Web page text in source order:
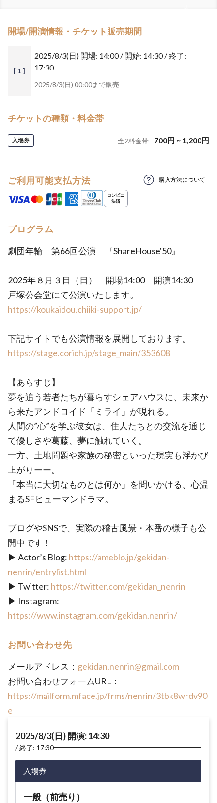
開場/開演情報・チケット販売期間
[ 1 ]
2025/8/3(日) 開場: 14:00 / 開始: 14:30 / 終了:
17:30
2025/8/3(日) 00:00まで販売
チケットの種類・料金帯
入場券 全2料金帯 700円 ~ 1,200円
ご利用可能支払方法 購入方法について
プログラム
劇団年輪 第66回公演 『ShareHouse'50』
2025年８月３日（日） 開場14:00 開演14:30
戸塚公会堂にて公演いたします。
https://koukaidou.chiiki-support.jp/
下記サイトでも公演情報を展開しております。
https://stage.corich.jp/stage_main/353608
【あらすじ】
夢を追う若者たちが暮らすシェアハウスに、未来か
ら来たアンドロイド「ミライ」が現れる。
人間の”心”を学ぶ彼女は、住人たちとの交流を通じ
て優しさや葛藤、夢に触れていく。
一方、土地問題や家族の秘密といった現実も浮かび
上がりーー。
「本当に大切なものとは何か」を問いかける、心温
まるSFヒューマンドラマ。
ブログやSNSで、実際の稽古風景・本番の様子も公
開中です！
▶ Actor’s Blog: https://ameblo.jp/gekidan-
nenrin/entrylist.html
▶ Twitter: https://twitter.com/gekidan_nenrin
▶ Instagram:
https://www.instagram.com/gekidan.nenrin/
お問い合わせ先
メールアドレス： gekidan.nenrin@gmail.com
お問い合わせフォームURL：
https://mailform.mface.jp/frms/nenrin/3tbk8wrdv90
e
2025/8/3(日) 開演: 14:30
終了: 17:30
入場券
一般（前売り）